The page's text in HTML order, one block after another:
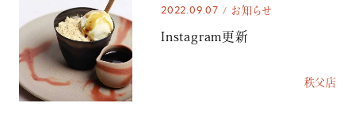
2022.09.07 お知らせ
Instagram更新
秩父店